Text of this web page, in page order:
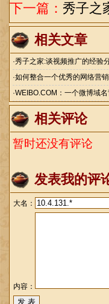
下一篇： 秀子之
相关文章
·秀子之家:谈视频推广的经验
·如何整合一个优秀的网络营
·WEIBO.COM：一个微博域
相关评论
暂时还没有评论
发表我的评
大名：
内容：